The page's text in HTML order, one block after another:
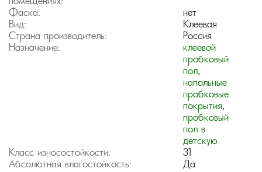
Фаска:
нет
Вид:
Клеевая
Страна производитель:
Россия
Назначение:
клеевой
пробковый
пол,
напольные
пробковые
покрытия,
пробковый
пол в
детскую
Класс износостойкости:
31
Абсолютная влагостойкость:
Да